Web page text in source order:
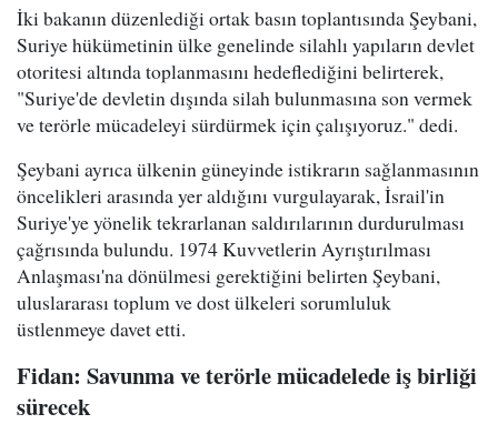
İki bakanın düzenlediği ortak basın toplantısında Şeybani,
Suriye hükümetinin ülke genelinde silahlı yapıların devlet
otoritesi altında toplanmasını hedeflediğini belirterek,
"Suriye'de devletin dışında silah bulunmasına son vermek
ve terörle mücadeleyi sürdürmek için çalışıyoruz." dedi.
Şeybani ayrıca ülkenin güneyinde istikrarın sağlanmasının
öncelikleri arasında yer aldığını vurgulayarak, İsrail'in
Suriye'ye yönelik tekrarlanan saldırılarının durdurulması
çağrısında bulundu. 1974 Kuvvetlerin Ayrıştırılması
Anlaşması'na dönülmesi gerektiğini belirten Şeybani,
uluslararası toplum ve dost ülkeleri sorumluluk
üstlenmeye davet etti.
Fidan: Savunma ve terörle mücadelede iş birliği
sürecek